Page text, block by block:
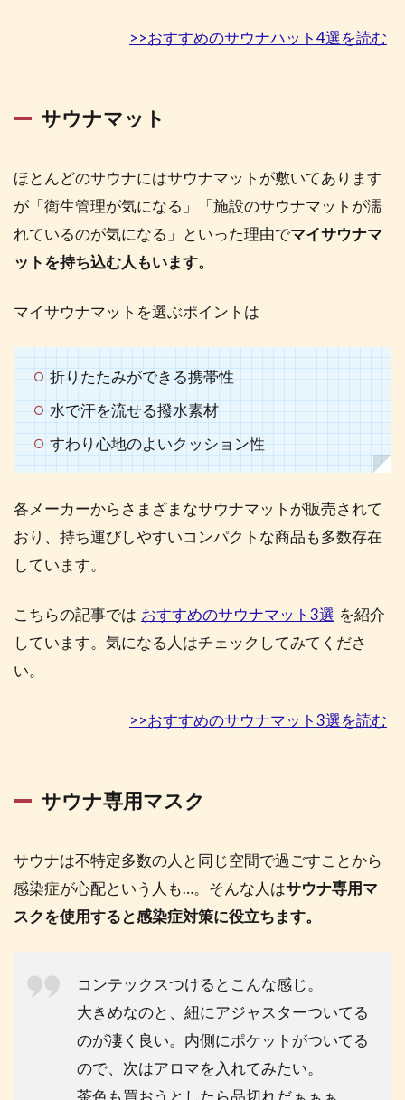
>>おすすめのサウナハット4選を読む
サウナマット
ほとんどのサウナにはサウナマットが敷いてあります
が「衛生管理が気になる」「施設のサウナマットが濡
れているのが気になる」といった理由でマイサウナマ
ットを持ち込む人もいます。
マイサウナマットを選ぶポイントは
折りたたみができる携帯性
水で汗を流せる撥水素材
すわり心地のよいクッション性
各メーカーからさまざまなサウナマットが販売されて
おり、持ち運びしやすいコンパクトな商品も多数存在
しています。
こちらの記事では おすすめのサウナマット3選 を紹介
しています。気になる人はチェックしてみてくださ
い。
>>おすすめのサウナマット3選を読む
サウナ専用マスク
サウナは不特定多数の人と同じ空間で過ごすことから
感染症が心配という人も…。そんな人はサウナ専用マ
スクを使用すると感染症対策に役立ちます。
コンテックスつけるとこんな感じ。
大きめなのと、紐にアジャスターついてる
のが凄く良い。内側にポケットがついてる
ので、次はアロマを入れてみたい。
茶色も買おうとしたら品切れだぁぁぁ